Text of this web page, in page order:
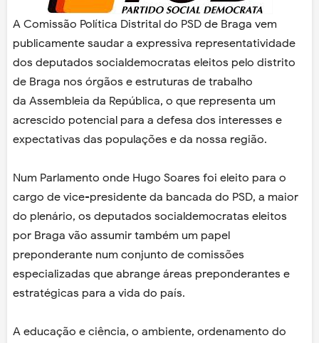
A Comissão Política Distrital do PSD de Braga vem
publicamente saudar a expressiva representatividade
dos deputados socialdemocratas eleitos pelo distrito
de Braga nos órgãos e estruturas de trabalho
da Assembleia da República, o que representa um
acrescido potencial para a defesa dos interesses e
expectativas das populações e da nossa região.
Num Parlamento onde Hugo Soares foi eleito para o
cargo de vice-presidente da bancada do PSD, a maior
do plenário, os deputados socialdemocratas eleitos
por Braga vão assumir também um papel
preponderante num conjunto de comissões
especializadas que abrange áreas preponderantes e
estratégicas para a vida do país.
A educação e ciência, o ambiente, ordenamento do